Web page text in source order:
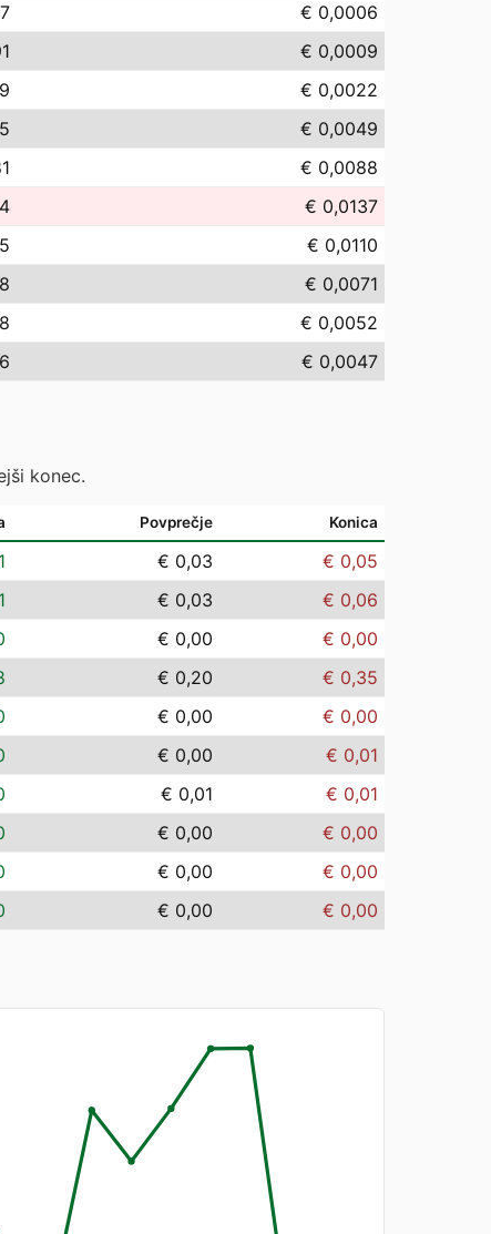
€ 0,0006
€ 0,0009
€ 0,0022
€ 0,0049
€ 0,0088
€ 0,0137
€ 0,0110
€ 0,0071
€ 0,0052
€ 0,0047
konec.
Povprečje Konica
€ 0,03
€ 0,05
€ 0,03
€ 0,06
€ 0,00
€ 0,00
€ 0,20
€ 0,35
€ 0,00
€ 0,00
€ 0,00
€ 0,01
€ 0,01
€ 0,01
€ 0,00
€ 0,00
€ 0,00
€ 0,00
€ 0,00 € 0,00